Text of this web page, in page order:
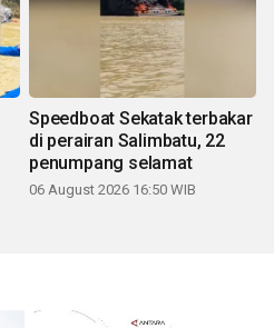
Speedboat Sekatak terbakar
di perairan Salimbatu, 22
penumpang selamat
06 August 2026 16:50 WIB